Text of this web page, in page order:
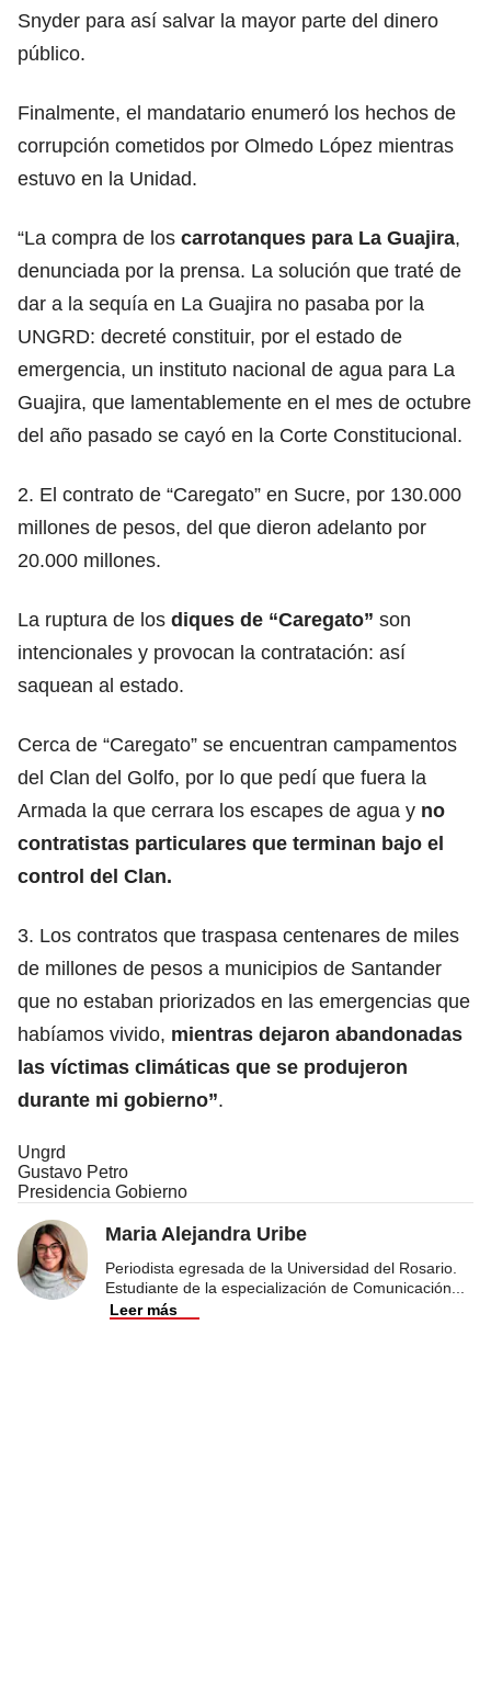
Snyder para así salvar la mayor parte del dinero
público.
Finalmente, el mandatario enumeró los hechos de
corrupción cometidos por Olmedo López mientras
estuvo en la Unidad.
“La compra de los carrotanques para La Guajira,
denunciada por la prensa. La solución que traté de
dar a la sequía en La Guajira no pasaba por la
UNGRD: decreté constituir, por el estado de
emergencia, un instituto nacional de agua para La
Guajira, que lamentablemente en el mes de octubre
del año pasado se cayó en la Corte Constitucional.
2. El contrato de “Caregato” en Sucre, por 130.000
millones de pesos, del que dieron adelanto por
20.000 millones.
La ruptura de los diques de “Caregato” son
intencionales y provocan la contratación: así
saquean al estado.
Cerca de “Caregato” se encuentran campamentos
del Clan del Golfo, por lo que pedí que fuera la
Armada la que cerrara los escapes de agua y no
contratistas particulares que terminan bajo el
control del Clan.
3. Los contratos que traspasa centenares de miles
de millones de pesos a municipios de Santander
que no estaban priorizados en las emergencias que
habíamos vivido, mientras dejaron abandonadas
las víctimas climáticas que se produjeron
durante mi gobierno”.
Ungrd
Gustavo Petro
Presidencia Gobierno
Maria Alejandra Uribe
Periodista egresada de la Universidad del Rosario.
Estudiante de la especialización de Comunicación
Leer más